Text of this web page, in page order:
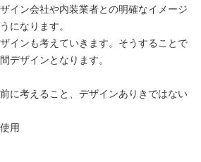
イン会社や内装業者との明確なイメージ
になります。
インも考えていきます。そうすることで
デザインとなります。
に考えること、デザインありきではない
用